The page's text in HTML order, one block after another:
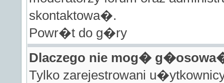
skontaktowa�.
Powr�t do g�ry
Dlaczego nie mog�
Tylko zarejestrowani